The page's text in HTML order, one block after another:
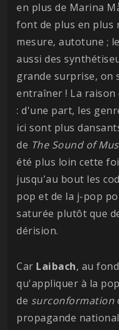
en plus de Marina
font de plus en plus
mesure, autotune ;
aussi des
grande surprise, on
entraîner ! La
: d'une part, les
ici sont plus
de The Sound of
été plus loin cette
jusqu'au bout les
pop et de la j-pop
saturée plutôt que
dérision.
Car Laibach, au
qu'appliquer à la
de surconformation
propagande